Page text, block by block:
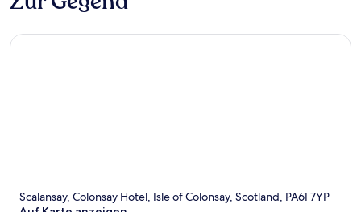
Scalansay, Colonsay Hotel, Isle of Colonsay, Scotland, PA61 7YP